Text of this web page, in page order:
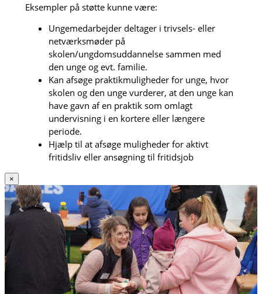
Eksempler på støtte kunne være:
Ungemedarbejder deltager i trivsels- eller
netværksmøder på
skolen/ungdomsuddannelse sammen med
den unge og evt. familie.
Kan afsøge praktikmuligheder for unge, hvor
skolen og den unge vurderer, at den unge kan
have gavn af en praktik som omlagt
undervisning i en kortere eller længere
periode.
Hjælp til at afsøge muligheder for aktivt
fritidsliv eller ansøgning til fritidsjob
×